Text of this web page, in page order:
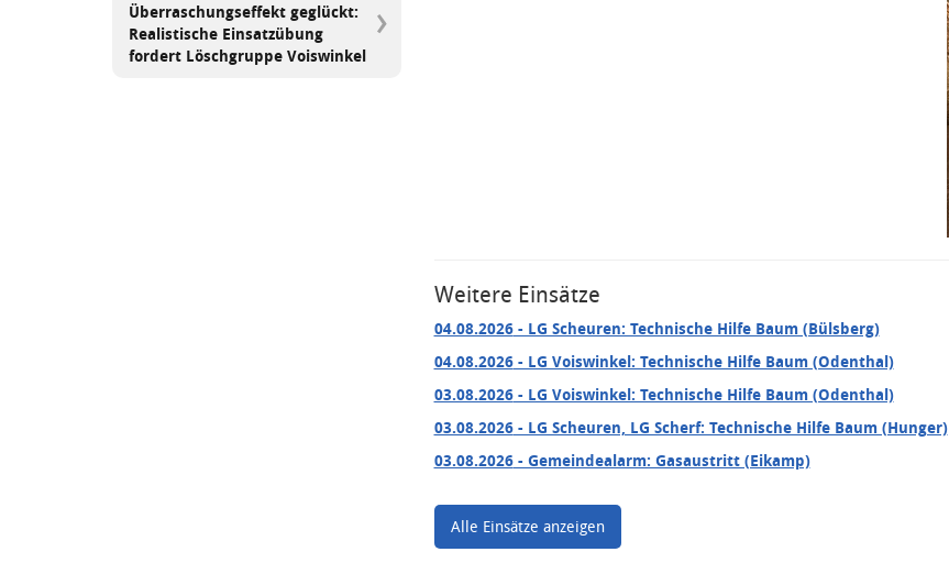
Weitere Einsätze
04.08.2026- LG Scheuren: Technische Hilfe Baum (Bülsberg)
04.08.2026- LG Voiswinkel: Technische Hilfe Baum (Odenthal)
03.08.2026- LG Voiswinkel: Technische Hilfe Baum (Odenthal)
03.08.2026- LG Scheuren, LG Scherf: Technische Hilfe Baum (Hunger)
03.08.2026- Gemeindealarm: Gasaustritt (Eikamp)
Alle Einsätze anzeigen
Überraschungseffekt geglückt:
Realistische Einsatzübung
fordert Löschgruppe Voiswinkel